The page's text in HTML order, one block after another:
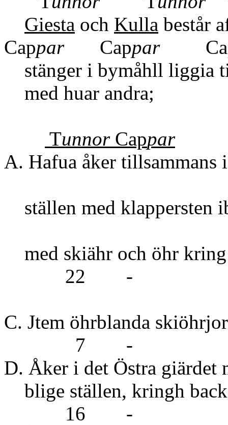
Giesta och Kulla
CapparCappar
stänger i bymåhll liggia
med huar andra;
TunnorCappar
A. Hafua åker tillsammans
ställen med
med skiähr
22 -
C. Jtem öhrblanda
7 -
D. Åker i det Östra giärdet
blige ställen, kringh
16 -